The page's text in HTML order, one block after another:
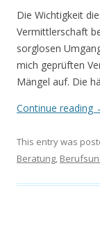
Die Wichtigkeit
Vermittlerschaft
sorglosen
mich geprüften
Mängel auf. Die
Continue reading
This entry was
Beratung,